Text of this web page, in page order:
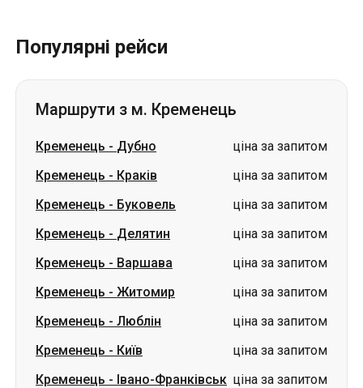
Популярні рейси
Маршрути з м. Кременець
Кременець - Дубно
ціна за запитом
Кременець - Краків
ціна за запитом
Кременець - Буковель
ціна за запитом
Кременець - Делятин
ціна за запитом
Кременець - Варшава
ціна за запитом
Кременець - Житомир
ціна за запитом
Кременець - Люблін
ціна за запитом
Кременець - Київ
ціна за запитом
Кременець - Івано-Франківськ ціна за запитом